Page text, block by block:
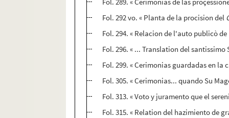
Fol. 292 vo. « Planta de la procision del
Fol. 294. « Relacion de l'auto publicò
Fol. 296. « ... Translation del
Fol. 299. « Cerimonias guardadas en la
Fol. 305. « Cerimonias... quando Su
Fol. 313. « Voto y juramento que el
Fol. 315. « Relation del hazimiento de